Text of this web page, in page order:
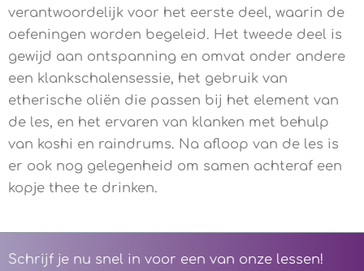
verantwoordelijk voor het eerste deel, waarin de
oefeningen worden begeleid. Het tweede deel is
gewijd aan ontspanning en omvat onder andere
een klankschalensessie, het gebruik van
etherische oliën die passen bij het element van
de les, en het ervaren van klanken met behulp
van koshi en raindrums. Na afloop van de les is
er ook nog gelegenheid om samen achteraf een
kopje thee te drinken.
Schrijf je nu snel in voor een van onze lessen!